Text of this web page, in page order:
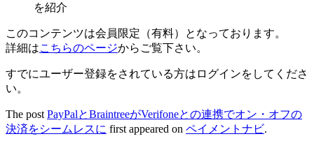
を紹介
このコンテンツは会員限定（有料）となっております。
詳細はこちらのページからご覧下さい。
すでにユーザー登録をされている方は ログインをしてくださ
い。
The post PayPalとBraintreeがVerifoneとの連携でオン・オフの
決済をシームレスに first appeared on ペイメントナビ.